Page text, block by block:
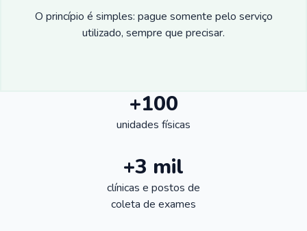
O princípio é simples: pague somente pelo serviço
utilizado, sempre que precisar.
+100
unidades físicas
+3 mil
clínicas e postos de
coleta de exames